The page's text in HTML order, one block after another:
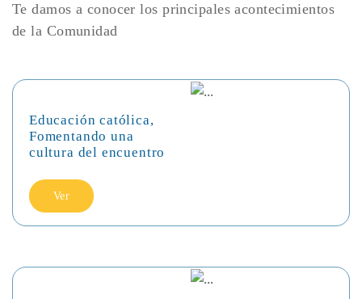
Te damos a conocer los principales acontecimientos
de la Comunidad
Educación católica,
Fomentando una
cultura del encuentro
Ver